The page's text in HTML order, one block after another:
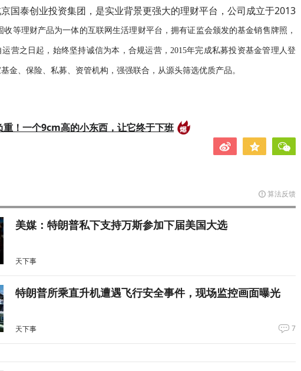
国泰创业投资集团，是实业背景更强大的理财平台，公司成立于2013
收等理财产品为一体的互联网生活理财平台，拥有证监会颁发的基金销售牌照，
营之日起，始终坚持诚信为本，合规运营，2015年完成私募投资基金管理人登
金、保险、私募、资管机构，强强联合，从源头筛选优质产品。
！一个9cm高的小东西，让它终于下班
算法反馈
美媒：特朗普私下支持万斯参加下届美国大选
天下事
特朗普所乘直升机遭遇飞行安全事件，现场监控画面曝光
天下事 7